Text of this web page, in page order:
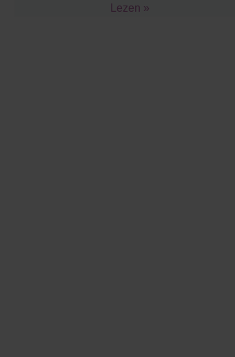
Lezen »